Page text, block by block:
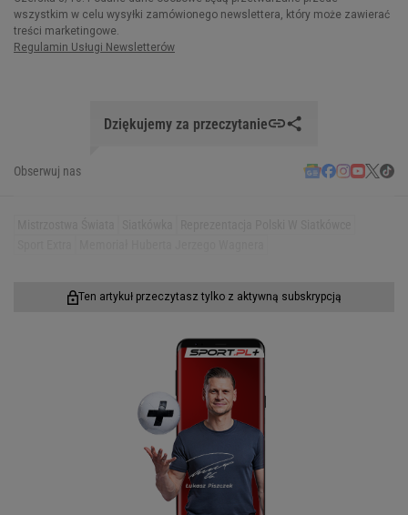
Dziękujemy za przeczytanie
Obserwuj nas